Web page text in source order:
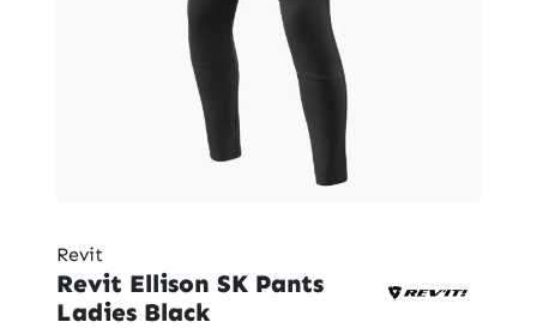
Revit
Revit Ellison SK Pants
Ladies Black